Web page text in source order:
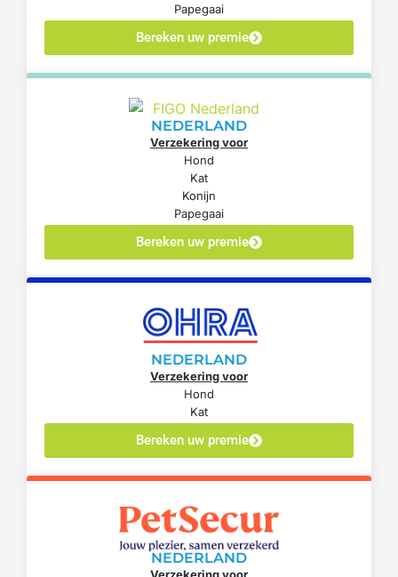
Papegaai
Bereken uw premie
NEDERLAND
Verzekering voor
Hond
Kat
Konijn
Papegaai
Bereken uw premie
NEDERLAND
Verzekering voor
Hond
Kat
Bereken uw premie
NEDERLAND